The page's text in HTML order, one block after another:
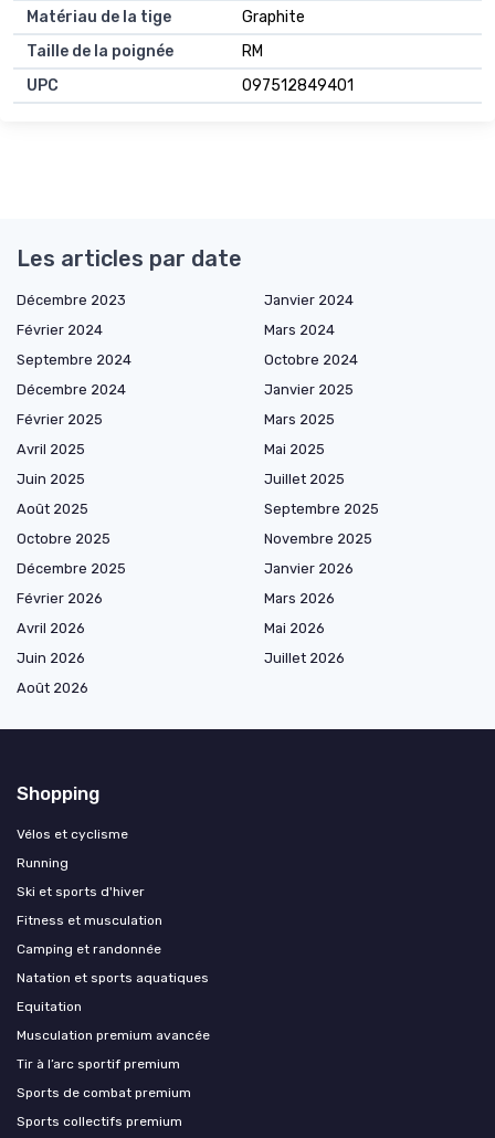
Matériau de la tige
Graphite
Taille de la poignée
RM
UPC
097512849401
Les articles par date
Décembre 2023
Janvier 2024
Février 2024
Mars 2024
Septembre 2024
Octobre 2024
Décembre 2024
Janvier 2025
Février 2025
Mars 2025
Avril 2025
Mai 2025
Juin 2025
Juillet 2025
Août 2025
Septembre 2025
Octobre 2025
Novembre 2025
Décembre 2025
Janvier 2026
Février 2026
Mars 2026
Avril 2026
Mai 2026
Juin 2026
Juillet 2026
Août 2026
Shopping
Vélos et cyclisme
Running
Ski et sports d'hiver
Fitness et musculation
Camping et randonnée
Natation et sports aquatiques
Equitation
Musculation premium avancée
Tir à l’arc sportif premium
Sports de combat premium
Sports collectifs premium